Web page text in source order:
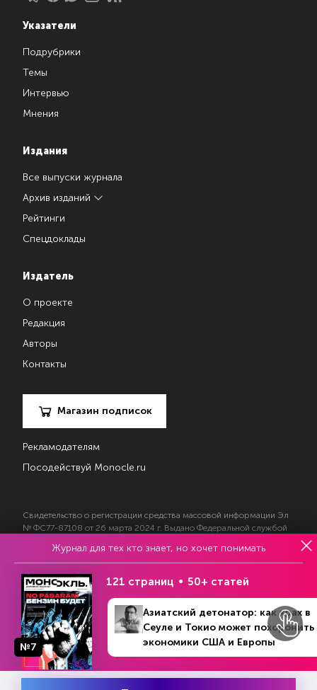
№4 (1237) В номере
Указатели
Подрубрики
Темы
Интервью
Мнения
Издания
Все выпуски журнала
Архив изданий
Рейтинги
Спецдоклады
Издатель
О проекте
Редакция
Авторы
Контакты
Магазин подписок
Рекламодателям
Посодействуй Monocle.ru
Свидетельство о регистрации средства массовой информации Эл
№ ФС77-87108 от 26 марта 2024 г. Выдано Федеральной службой
культурного наследия
© 2017—2026 АНО «Творческий коллектив Эксперт»
Политика конфиденциальности
Условия использования материалов
Согласие на обработку персональных данных
Журнал для тех кто знает, но хочет понимать
№7
121 страниц 50+ статей
Азиатский детонатор: как крах в
Сеуле и Токио может похоронить
экономики США и Европы